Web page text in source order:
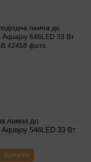
лампа до
Aquajoy 546LED 33 Вт
Купити